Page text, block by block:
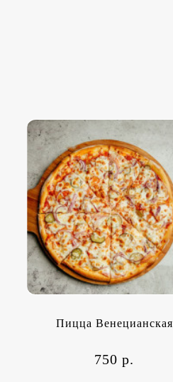
Пицца Венецианская
750 р.